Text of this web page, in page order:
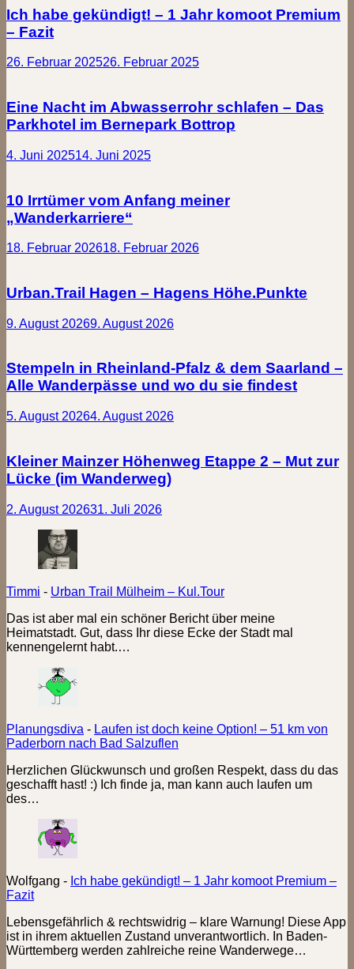
Ich habe gekündigt! – 1 Jahr komoot Premium
– Fazit
26. Februar 202526. Februar 2025
Eine Nacht im Abwasserrohr schlafen – Das
Parkhotel im Bernepark Bottrop
4. Juni 202514. Juni 2025
10 Irrtümer vom Anfang meiner
„Wanderkarriere“
18. Februar 202618. Februar 2026
Urban.Trail Hagen – Hagens Höhe.Punkte
9. August 20269. August 2026
Stempeln in Rheinland-Pfalz & dem Saarland –
Alle Wanderpässe und wo du sie findest
5. August 20264. August 2026
Kleiner Mainzer Höhenweg Etappe 2 – Mut zur
Lücke (im Wanderweg)
2. August 202631. Juli 2026
Timmi - Urban Trail Mülheim – Kul.Tour
Das ist aber mal ein schöner Bericht über meine
Heimatstadt. Gut, dass Ihr diese Ecke der Stadt mal
kennengelernt habt.…
Planungsdiva - Laufen ist doch keine Option! – 51 km von
Paderborn nach Bad Salzuflen
Herzlichen Glückwunsch und großen Respekt, dass du das
geschafft hast! :) Ich finde ja, man kann auch laufen um
des…
Wolfgang - Ich habe gekündigt! – 1 Jahr komoot Premium –
Fazit
Lebensgefährlich & rechtswidrig – klare Warnung! Diese App
ist in ihrem aktuellen Zustand unverantwortlich. In Baden-
Württemberg werden zahlreiche reine Wanderwege…